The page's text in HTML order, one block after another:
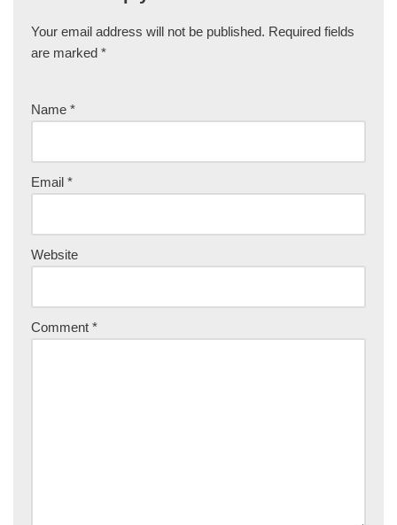
Your email address will not be published. Required fields
are marked *
Name *
Email *
Website
Comment *